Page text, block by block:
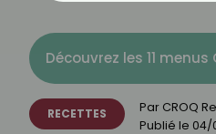
Découvrez les 11 menus
RECETTES Par CROQ
Publié le 04/